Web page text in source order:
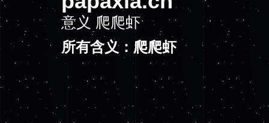
意义 爬爬虾
所有含义：爬爬虾